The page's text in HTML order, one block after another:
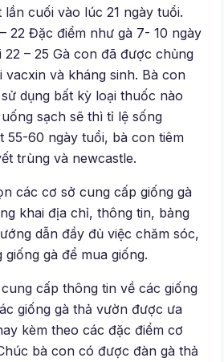
lần cuối vào lúc 21 ngày tuổi.
22 Đặc điểm như gà 7- 10 ngày
22 – 25 Gà con đã được chủng
vacxin và kháng sinh. Bà con
dụng bất kỳ loại thuốc nào
sạch sẽ thì tỉ lệ sống
55-60 ngày tuổi, bà con tiêm
trùng và newcastle.
các cơ sở cung cấp giống gà
khai địa chỉ, thông tin, bảng
dẫn đầy đủ việc chăm sóc,
gà để mua giống.
cấp thông tin về các giống
giống gà thả vườn được ưa
kèm theo các đặc điểm cơ
bà con có được đàn gà thả